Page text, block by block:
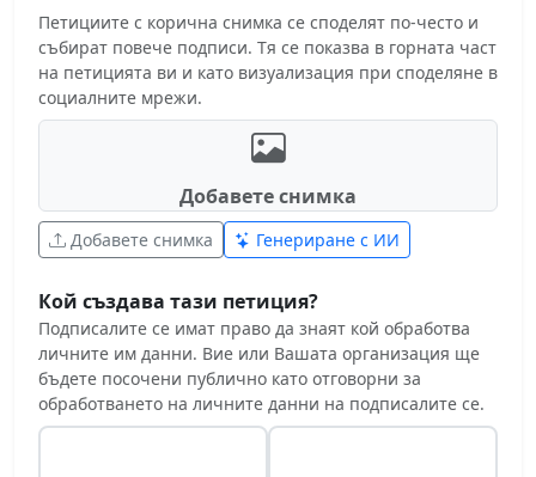
Петициите с корична снимка се споделят по-често и
събират повече подписи. Тя се показва в горната част
на петицията ви и като визуализация при споделяне в
социалните мрежи.
Добавете снимка
Добавете снимка Генериране с ИИ
Кой създава тази петиция?
Подписалите се имат право да знаят кой обработва
личните им данни. Вие или Вашата организация ще
бъдете посочени публично като отговорни за
обработването на личните данни на подписалите се.